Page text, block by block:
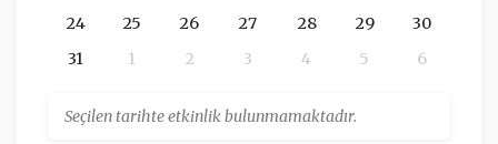
24
25 26 27 28 29
30
31
1 2 3 4 5 6
Seçilen tarihte etkinlik bulunmamaktadır.